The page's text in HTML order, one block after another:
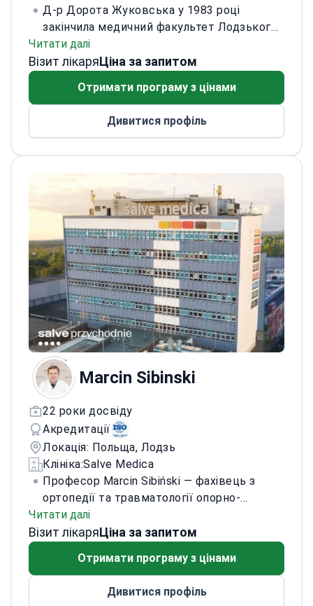
Д-р Дорота Жуковська у 1983 році
закінчила медичний факультет Лодзького
медичного університету. У 1988 році
здобула спеціалізацію першого ступеня з
У 1996 році здобула ступінь доктора в
1999 році отримала спеціалізацію другого
коригувальні операції на обличчі, зокрема
отопластику, блефаропластику та
ринопластику.
Читати далі
Візит лікаряЦіна за запитом
Отримати програму з цінами
Дивитися профіль
Marcin Sibinski
22 роки досвіду
Акредитації
Локація: Польща, Лодзь
Клініка:Salve Medica
Професор Marcin Sibiński — фахівець з
ортопедії та травматології опорно-
рухового апарату. Закінчив Медичну
академію в Лодзі у 1999 році. У 2004 році
здобув ступінь PhD, у 2010 — доктора наук
(габілітація). У 2014 році отримав вчене
медичні стажування, зокрема у Великій
Читати далі
Візит лікаряЦіна за запитом
Отримати програму з цінами
Дивитися профіль